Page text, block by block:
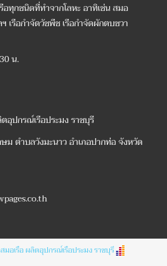
ทุกชนิดที่ทำจากโลหะ อาทิเช่น สมอ
เรือกำจัดวัชพืช เรือกำจัดผักตบชวา
น.
อุปกรณ์เรือประมง ราชบุรี
ม ตำบลวังมะนาว อำเภอปากท่อ จังหวัด
มอเรือ ผลิตอุปกรณ์เรือประมง ราชบุรี